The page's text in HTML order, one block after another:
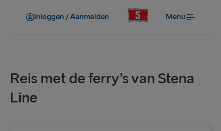
Inloggen / Aanmelden Menu
Reis met de ferry’s van Stena
Line